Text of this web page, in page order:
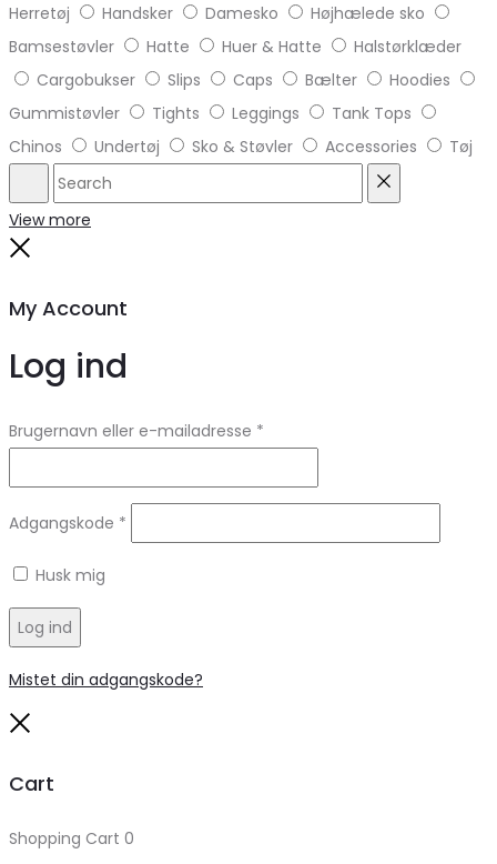
Herretøj
Handsker Damesko
Højhælede sko
Bamsestøvler
Hatte Huer & Hatte
Halstørklæder
Cargobukser
Slips Caps Bælter
Hoodies
Gummistøvler
Tights Leggings
Tank Tops
Chinos
Undertøj Sko & Støvler Accessories Tøj
Search
View more
My Account
Log ind
Brugernavn eller e-mailadresse *
Adgangskode *
Husk mig
Log ind
Mistet din adgangskode?
Cart
Shopping Cart 0